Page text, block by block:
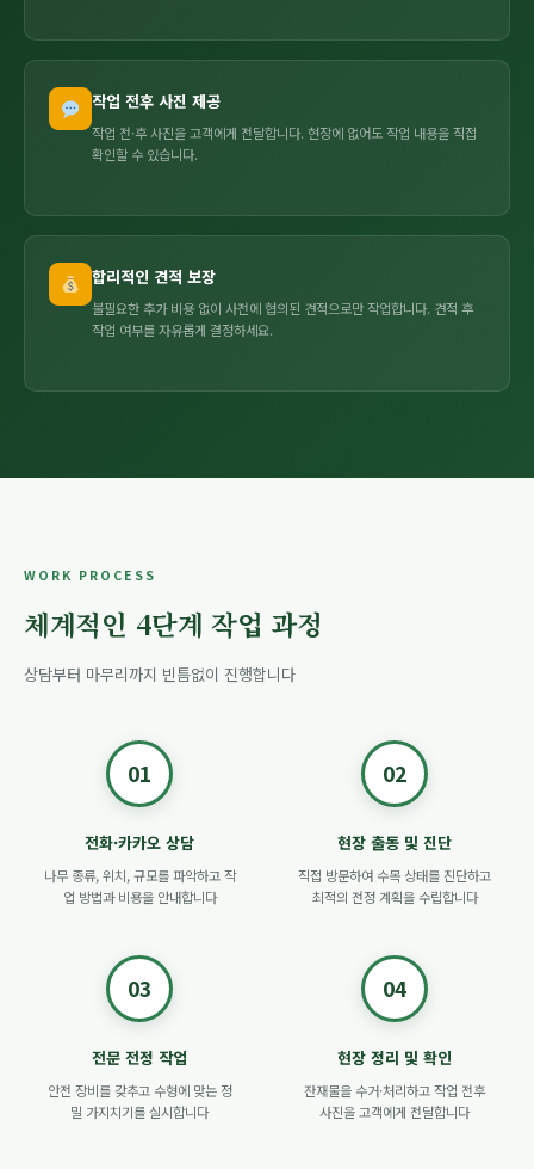
작업 전후 사진 제공
작업 전·후 사진을 고객에게 전달합니다. 현장에 없어도 작업 내용을 직접
확인할 수 있습니다.
합리적인 견적 보장
불필요한 추가 비용 없이 사전에 협의된 견적으로만 작업합니다. 견적 후
작업 여부를 자유롭게 결정하세요.
WORK PROCESS
체계적인 4단계 작업 과정
상담부터 마무리까지 빈틈없이 진행합니다
01
전화·카카오 상담
나무 종류, 위치, 규모를 파악하고 작
업 방법과 비용을 안내합니다
02
현장 출동 및 진단
직접 방문하여 수목 상태를 진단하고
최적의 전정 계획을 수립합니다
03
전문 전정 작업
안전 장비를 갖추고 수형에 맞는 정
밀 가지치기를 실시합니다
04
현장 정리 및 확인
잔재물을 수거·처리하고 작업 전후
사진을 고객에게 전달합니다